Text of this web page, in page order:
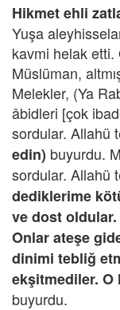
Hikmet ehli
Yuşa
kavmi helak etti.
Müslüman,
Melekler, (Ya
âbidleri [çok
sordular. Allahü
edin) buyurdu.
sordular. Allahü
dediklerime
ve dost oldular.
Onlar ateşe
dinimi tebliğ
ekşitmediler. O
buyurdu.